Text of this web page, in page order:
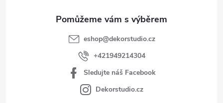
eshop@dekorstudio.cz
+421949214304
Sledujte náš Facebook
Dekorstudio.cz